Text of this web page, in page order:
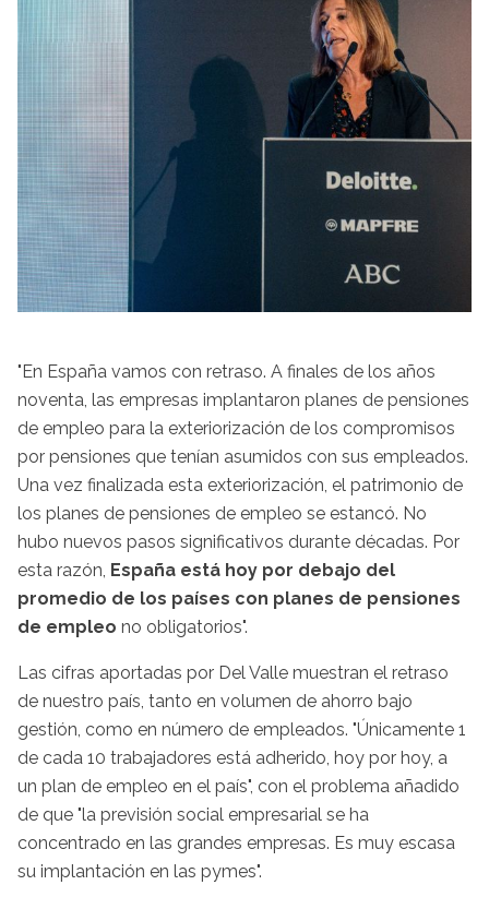
"En España vamos con retraso. A finales de los años
noventa, las empresas implantaron planes de pensiones
de empleo para la exteriorización de los compromisos
por pensiones que tenían asumidos con sus empleados.
Una vez finalizada esta exteriorización, el patrimonio de
los planes de pensiones de empleo se estancó. No
hubo nuevos pasos significativos durante décadas. Por
esta razón, España está hoy por debajo del
promedio de los países con planes de pensiones
de empleo no obligatorios".
Las cifras aportadas por Del Valle muestran el retraso
de nuestro país, tanto en volumen de ahorro bajo
gestión, como en número de empleados. "Únicamente 1
de cada 10 trabajadores está adherido, hoy por hoy, a
un plan de empleo en el país", con el problema añadido
de que "la previsión social empresarial se ha
concentrado en las grandes empresas. Es muy escasa
su implantación en las pymes".